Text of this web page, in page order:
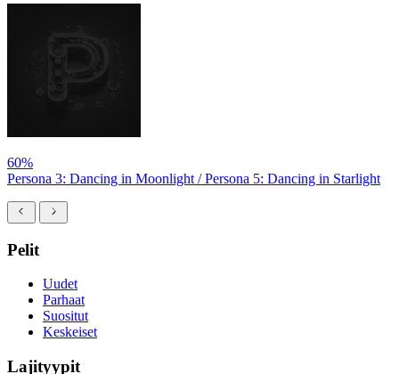
60%
Persona 3: Dancing in Moonlight / Persona 5: Dancing in Starlight
Pelit
Uudet
Parhaat
Suositut
Keskeiset
Lajityypit